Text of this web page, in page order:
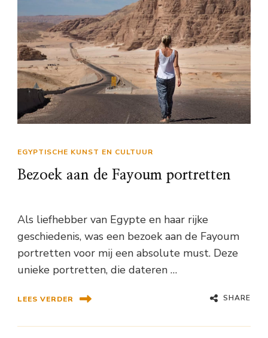
EGYPTISCHE KUNST EN CULTUUR
Bezoek aan de Fayoum portretten
Als liefhebber van Egypte en haar rijke
geschiedenis, was een bezoek aan de Fayoum
portretten voor mij een absolute must. Deze
unieke portretten, die dateren …
LEES VERDER SHARE